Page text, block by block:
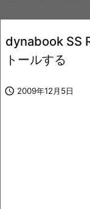
dynabook SS
トールする
 2009年12月5日